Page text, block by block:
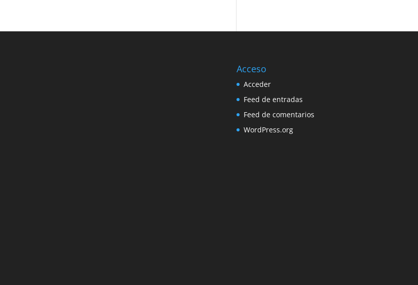
Acceso
Acceder
Feed de entradas
Feed de comentarios
WordPress.org